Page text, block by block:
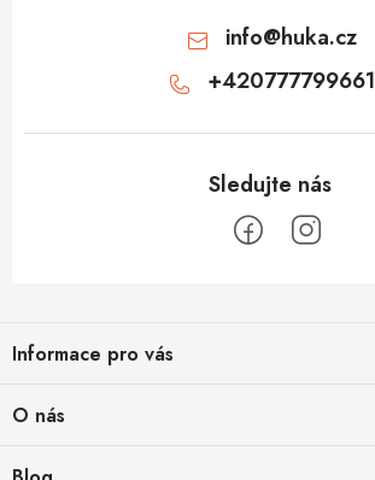
info@huka.cz
+420777799661
pInformace pro vás
O nás